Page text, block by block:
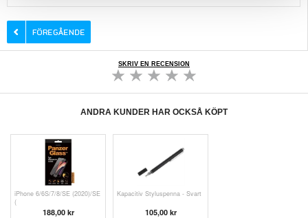
SKRIV EN RECENSION
ANDRA KUNDER HAR OCKSÅ KÖPT
iPhone 6/6S/7/8/SE (2020)/SE
(
188,00 kr
Kapacitiv Styluspenna - Svart
105,00 kr